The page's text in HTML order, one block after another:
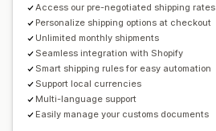
Teslimat kanıtı
Access our pre-negotiated shipping rates
Personalize shipping options at checkout
Unlimited monthly shipments
Seamless integration with Shopify
Smart shipping rules for easy automation
Support local currencies
Multi-language support
Easily manage your customs documents